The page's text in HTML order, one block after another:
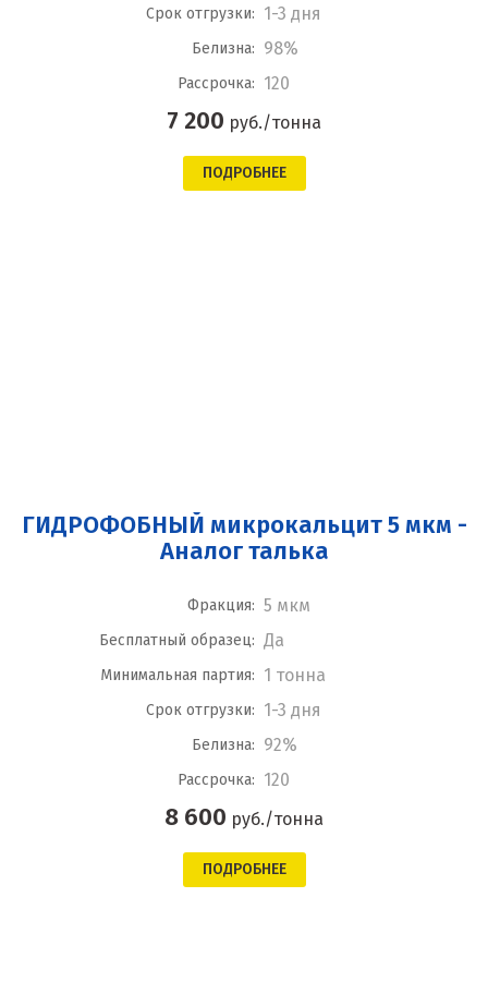
Срок отгрузки: 1-3 дня
Белизна: 98%
Рассрочка: 120
7 200 руб./тонна
ПОДРОБНЕЕ
ГИДРОФОБНЫЙ микрокальцит 5 мкм -
Аналог талька
Фракция: 5 мкм
Бесплатный образец: Да
Минимальная партия: 1 тонна
Срок отгрузки: 1-3 дня
Белизна: 92%
Рассрочка: 120
8 600 руб./тонна
ПОДРОБНЕЕ